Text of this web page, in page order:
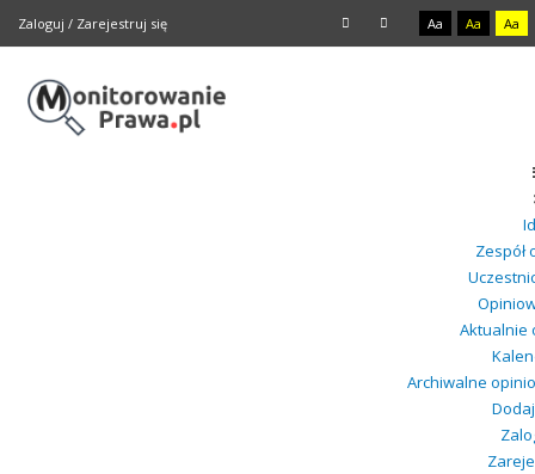
Zaloguj / Zarejestruj się Aa Aa Aa
Zespół
Aktualnie
Archiwalne